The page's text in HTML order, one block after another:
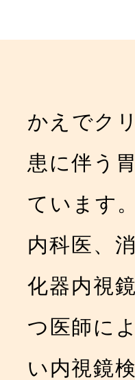
かえでク
患に伴う
ています
内科医、
化器内視
つ医師に
い内視鏡